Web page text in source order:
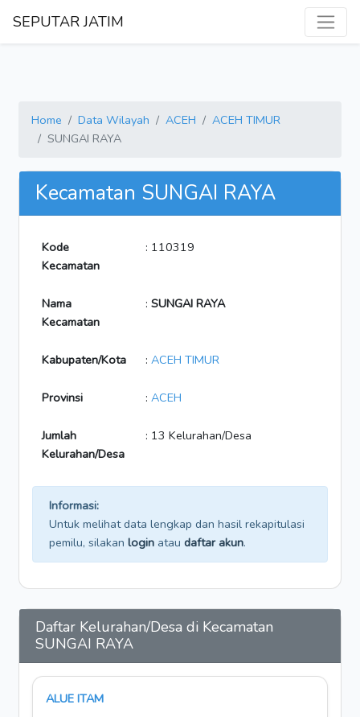
SEPUTAR JATIM
Home Data Wilayah ACEH
ACEH TIMUR
SUNGAI RAYA
Kecamatan SUNGAI RAYA
Kode
Kecamatan
: 110319
Nama
Kecamatan
: SUNGAI RAYA
Kabupaten/Kota : ACEH TIMUR
Provinsi : ACEH
Jumlah
Kelurahan/Desa
: 13 Kelurahan/Desa
Informasi:
Untuk melihat data lengkap dan hasil rekapitulasi
pemilu, silakan login atau daftar akun.
Daftar Kelurahan/Desa di Kecamatan
SUNGAI RAYA
ALUE ITAM